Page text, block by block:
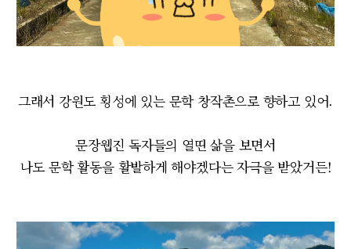
그래서 강원도 횡성에 있는 문학 창작촌으로 향하고 있어.
문장웹진 독자들의 열띤 삶을 보면서
나도 문학 활동을 활발하게 해야겠다는 자극을 받았거든!